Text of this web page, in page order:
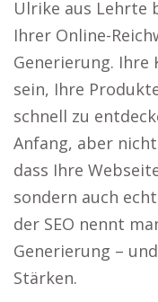
Ulrike aus Lehrte
Ihrer Online-
Generierung. Ihre
sein, Ihre
schnell zu
Anfang, aber
dass Ihre
sondern auch
der SEO nennt
Generierung –
Stärken.